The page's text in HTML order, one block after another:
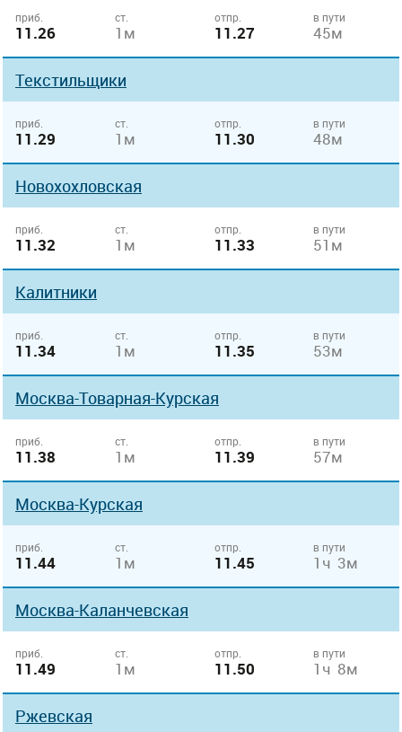
приб.
11.26
ст.
1м
отпр.
11.27
в пути
45м
Текстильщики
приб.
11.29
ст.
1м
отпр.
11.30
в пути
48м
Новохохловская
приб.
11.32
ст.
1м
отпр.
11.33
в пути
51м
Калитники
приб.
11.34
ст.
1м
отпр.
11.35
в пути
53м
Москва-Товарная-Курская
приб.
11.38
ст.
1м
отпр.
11.39
в пути
57м
Москва-Курская
приб.
11.44
ст.
1м
отпр.
11.45
в пути
1ч 3м
Москва-Каланчевская
приб.
11.49
ст.
1м
отпр.
11.50
в пути
1ч 8м
Ржевская